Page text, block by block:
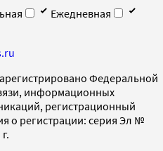
Ежедневная
Федеральной
информационных
регистрационный
о регистрации: серия Эл №